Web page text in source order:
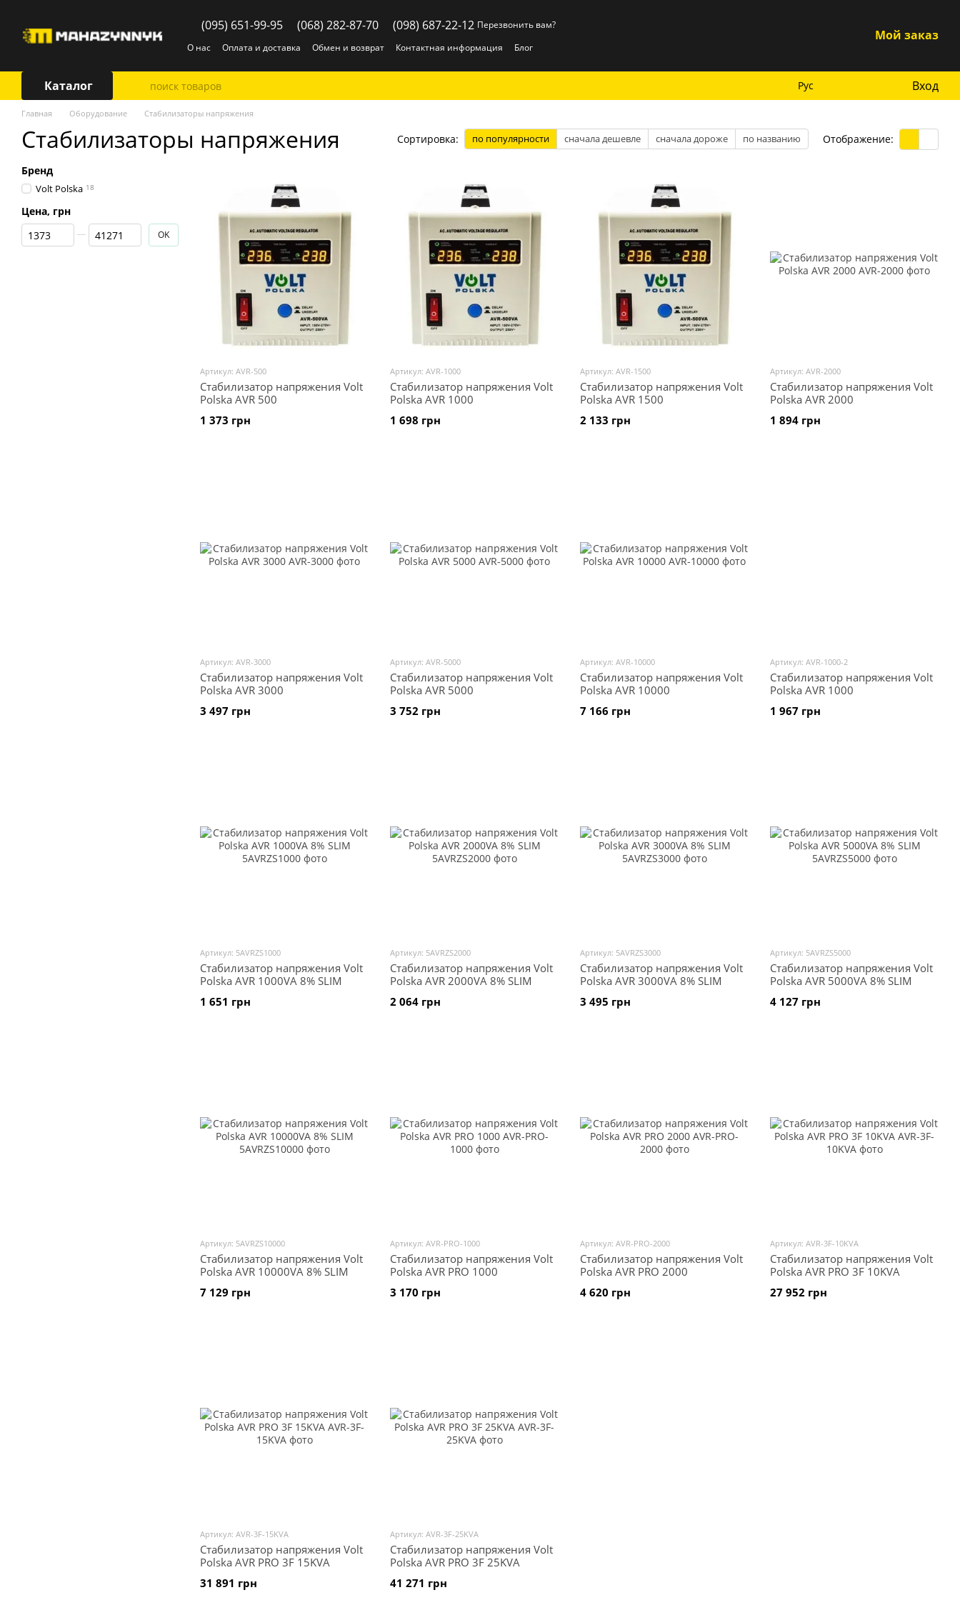
(095) 651-99-95 (068) 282-87-70 (098) 687-22-12 Перезвонить вам?
О нас
Оплата и доставка Обмен и возврат Контактная информация Блог
Мой заказ
Каталог Рус Вход
Главная Оборудование Стабилизаторы напряжения
Стабилизаторы напряжения Сортировка: по популярности сначала дешевле сначала дороже по названию Отображение:
Артикул: AVR-500
Стабилизатор напряжения Volt
Polska AVR 500
1 373 грн
Артикул: AVR-1000
Стабилизатор напряжения Volt
Polska AVR 1000
1 698 грн
Артикул: AVR-1500
Стабилизатор напряжения Volt
Polska AVR 1500
2 133 грн
Артикул: AVR-2000
Стабилизатор напряжения Volt
Polska AVR 2000
1 894 грн
Артикул: AVR-3000
Стабилизатор напряжения Volt
Polska AVR 3000
3 497 грн
Артикул: AVR-5000
Стабилизатор напряжения Volt
Polska AVR 5000
3 752 грн
Артикул: AVR-10000
Стабилизатор напряжения Volt
Polska AVR 10000
7 166 грн
Артикул: AVR-1000-2
Стабилизатор напряжения Volt
Polska AVR 1000
1 967 грн
Артикул: 5AVRZS1000
Стабилизатор напряжения Volt
Polska AVR 1000VA 8% SLIM
1 651 грн
Артикул: 5AVRZS2000
Стабилизатор напряжения Volt
Polska AVR 2000VA 8% SLIM
2 064 грн
Артикул: 5AVRZS3000
Стабилизатор напряжения Volt
Polska AVR 3000VA 8% SLIM
3 495 грн
Артикул: 5AVRZS5000
Стабилизатор напряжения Volt
Polska AVR 5000VA 8% SLIM
4 127 грн
Артикул: 5AVRZS10000
Стабилизатор напряжения Volt
Polska AVR 10000VA 8% SLIM
7 129 грн
Артикул: AVR-PRO-1000
Стабилизатор напряжения Volt
Polska AVR PRO 1000
3 170 грн
Артикул: AVR-PRO-2000
Стабилизатор напряжения Volt
Polska AVR PRO 2000
4 620 грн
Артикул: AVR-3F-10KVA
Стабилизатор напряжения Volt
Polska AVR PRO 3F 10KVA
27 952 грн
Артикул: AVR-3F-15KVA
Стабилизатор напряжения Volt
Polska AVR PRO 3F 15KVA
31 891 грн
Артикул: AVR-3F-25KVA
Стабилизатор напряжения Volt
Polska AVR PRO 3F 25KVA
41 271 грн
Бренд
Volt Polska 18
Цена, грн
От Цена, грн
До Цена, грн OK